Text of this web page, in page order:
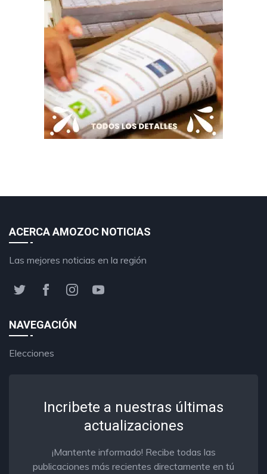
ACERCA AMOZOC NOTICIAS
Las mejores noticias en la región
NAVEGACIÓN
Elecciones
Incribete a nuestras últimas
actualizaciones
¡Mantente informado! Recibe todas las
publicaciones más recientes directamente en tú